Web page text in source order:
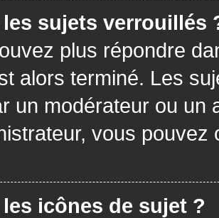
sujets verrouillés
plus répondre
alors terminé. Les
un modérateur ou un
vous
icônes de sujet ?